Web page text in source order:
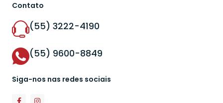
Contato
(55) 3222-4190
(55) 9600-8849
Siga-nos nas redes sociais